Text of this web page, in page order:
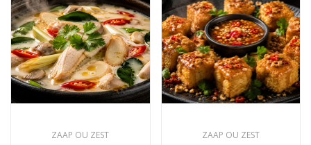
ZAAP OU ZEST ZAAP OU ZEST